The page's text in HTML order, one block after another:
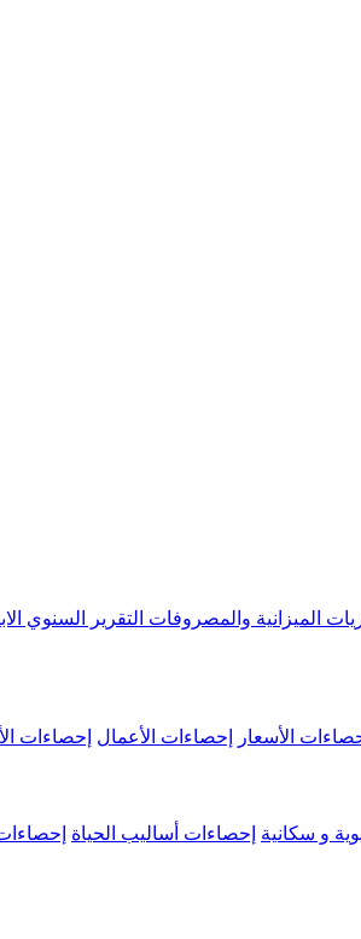
الميزانية والمصروفات التقرير السنوي
الأسعار إحصاءات الأعمال إحصاءات
و سكانية إحصاءات أساليب الحياة